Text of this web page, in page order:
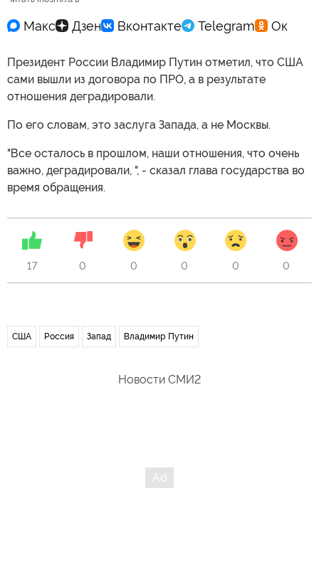
Президент России Владимир Путин отметил, что США
сами вышли из договора по ПРО, а в результате
отношения деградировали.
По его словам, это заслуга Запада, а не Москвы.
"Все осталось в прошлом, наши отношения, что очень
важно, деградировали, ", - сказал глава государства во
время обращения.
17 0 0 0 0 0
США Россия Запад Владимир Путин
Новости СМИ2